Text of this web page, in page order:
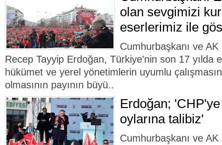
olan sevgimizi
eserlerimiz ile
Cumhurbaşkanı ve
Recep Tayyip Erdoğan, Türkiye'nin son 17 yılda
hükümet ve yerel yönetimlerin uyumlu
olmasının payının büyü..
Erdoğan;
oylarına talibiz'
Cumhurbaşkanı ve